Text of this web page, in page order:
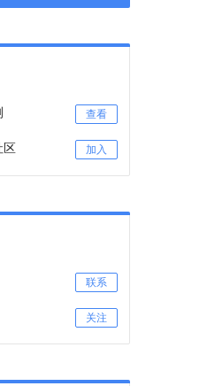
查看
加入
联系
关注